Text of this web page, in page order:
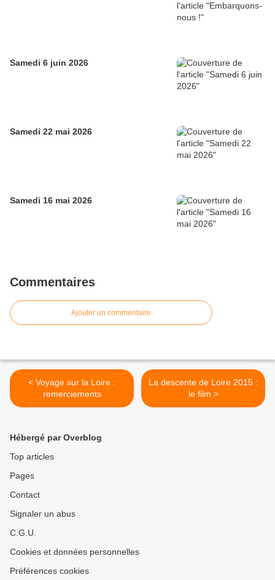
Samedi 6 juin 2026
Samedi 22 mai 2026
Samedi 16 mai 2026
Commentaires
Ajouter un commentaire
< Voyage sur la Loire :
remerciements
La descente de Loire 2015 :
le film >
Hébergé par Overblog
Top articles
Pages
Contact
Signaler un abus
C.G.U.
Cookies et données personnelles
Préférences cookies